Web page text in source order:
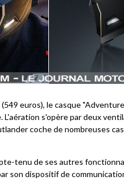
euros), le casque
L'aération s'opère par deux
coche de nombreuses
tenu de ses autres
son dispositif de